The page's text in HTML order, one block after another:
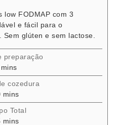
low FODMAP com 3
e fácil para o
glúten e sem lactose.
preparação
mins
cozedura
minutes
mins
Total
minutes
mins